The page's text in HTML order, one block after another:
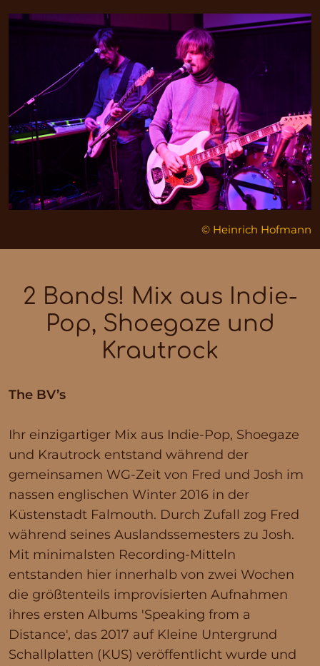
© Heinrich Hofmann
2 Bands! Mix aus Indie-
Pop, Shoegaze und
Krautrock
The BV’s
Ihr einzigartiger Mix aus Indie-Pop, Shoegaze
und Krautrock entstand während der
gemeinsamen WG-Zeit von Fred und Josh im
nassen englischen Winter 2016 in der
Küstenstadt Falmouth. Durch Zufall zog Fred
während seines Auslandssemesters zu Josh.
Mit minimalsten Recording-Mitteln
entstanden hier innerhalb von zwei Wochen
die größtenteils improvisierten Aufnahmen
ihres ersten Albums 'Speaking from a
Distance', das 2017 auf Kleine Untergrund
Schallplatten (KUS) veröffentlicht wurde und